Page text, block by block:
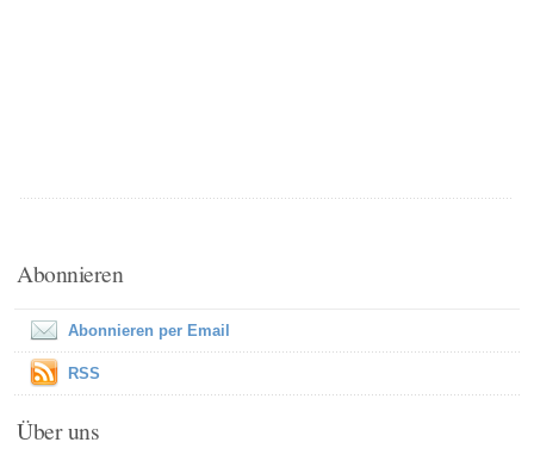
Abonnieren
Abonnieren per Email
RSS
Über uns